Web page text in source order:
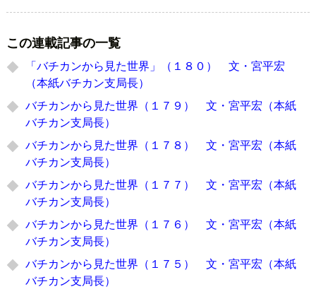
この連載記事の一覧
「バチカンから見た世界」（１８０） 文・宮平宏
（本紙バチカン支局長）
バチカンから見た世界（１７９） 文・宮平宏（本紙
バチカン支局長）
バチカンから見た世界（１７８） 文・宮平宏（本紙
バチカン支局長）
バチカンから見た世界（１７７） 文・宮平宏（本紙
バチカン支局長）
バチカンから見た世界（１７６） 文・宮平宏（本紙
バチカン支局長）
バチカンから見た世界（１７５） 文・宮平宏（本紙
バチカン支局長）